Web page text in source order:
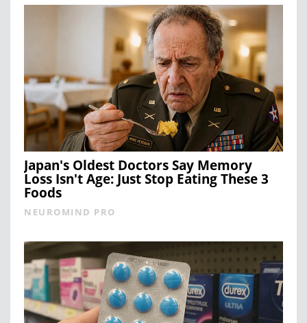
Japan's Oldest Doctors Say Memory
Loss Isn't Age: Just Stop Eating These 3
Foods
NEUROMIND PRO